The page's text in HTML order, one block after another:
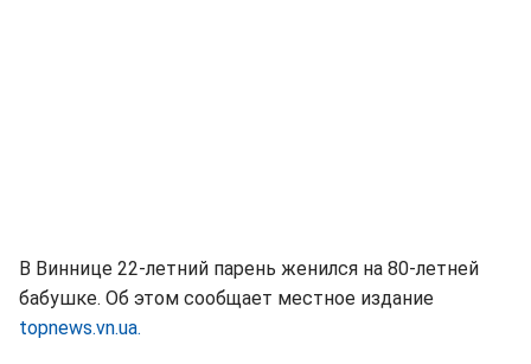
В Виннице 22-летний парень женился на 80-летней
бабушке. Об этом сообщает местное издание
topnews.vn.ua.